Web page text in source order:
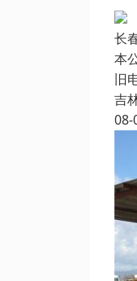
长
本
旧
吉
08-